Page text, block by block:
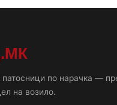
патосници по нарачка —
на возило.